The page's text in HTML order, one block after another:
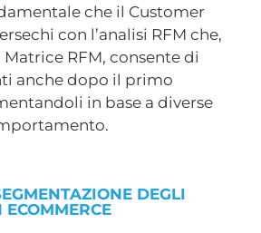
che il Customer
con l’analisi RFM che,
RFM, consente di
anche dopo il primo
in base a diverse
DEGLI